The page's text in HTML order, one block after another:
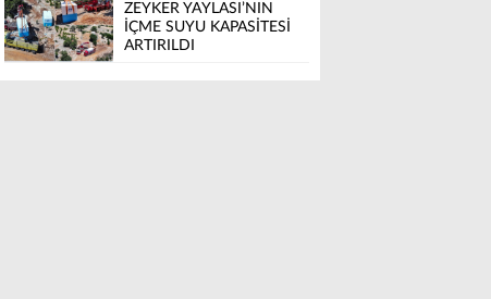
ZEYKER YAYLASI’NIN
İÇME SUYU KAPASİTESİ
ARTIRILDI